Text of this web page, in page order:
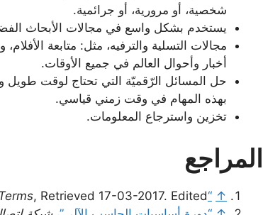
شخصية، أو مرورية، أو جرائمية.
يستخدم بشكل واسع في مجالات الأبحاث
مجالات التسلية والترفيه، مثل: متابعة
أخبار وأحوال العالم في جميع الأوقات.
حل المسائل الرّقميّة التي تحتاج لوقت طويل
بهذه المهام في وقت زمني قياسي.
تخزين واسترجاع المعلومات.
المراجع
↑
“Laptop Definition”
, Retrieved 17-03-2017. Edited.